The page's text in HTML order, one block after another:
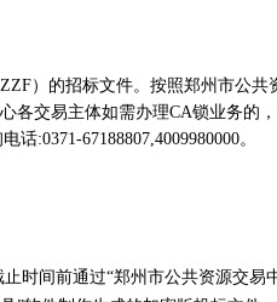
）的招标文件。按照郑州市公
交易主体如需办理CA锁业务的，
:0371-67188807,4009980000。
间前通过“郑州市公共资源交易